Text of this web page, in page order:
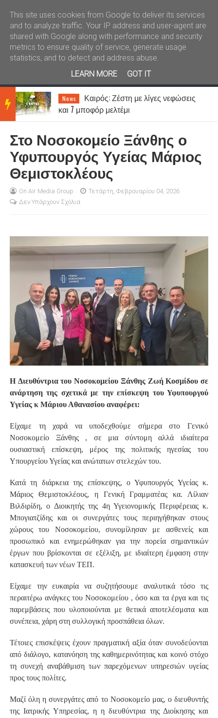
Καλώς ήλθατε Kral News
BRE
AKIN
NEW
News
Κώστας Ανυφαντάκης: «Ο ΑΟΞ
είναι πολύ μεγάλη ομάδα – 12ος παίκτης
Στο Νοσοκομείο Ξάνθης ο
Υφυπουργός Υγείας Μάριος
Θεμιστοκλέους
On Air Media Group
Τετάρτη, Φεβρουαρίου 04, 2026
Δεν Υπάρχουν Σχόλια
H Διευθύντρια του Νοσοκομείου Ξάνθης Ζωή Κοσμίδου σε
ανάρτηση της σχετικά με την επίσκεψη του Υφυπουργού
Υγείας κ Μάριου Αθανασίου αναφέρει:
Είχαμε τη χαρά να υποδεχθούμε σήμερα στο Γενικό
Νοσοκομείο Ξάνθης , σε μια σύντομη αλλά ιδιαίτερα
ουσιαστική επίσκεψη, μέρος της πολιτικής ηγεσίας του
Υπουργείου Υγείας και ανώτατων στελεχών του.
Κατά τη διάρκεια της επίσκεψης, ο Υφυπουργός Υγείας κ.
Μάριος Θεμιστοκλέους, η Γενική Γραμματέας κα. Λίλιαν
Βιλδιρίδη, ο Διοικητής της 4η Υγειονομικής Περιφέρειας κ.
Μπογιατζίδης και οι συνεργάτες τους περιηγήθηκαν στους
χώρους του Νοσοκομείου, συνομίλησαν με ασθενείς και
προσωπικό και ενημερώθηκαν για την πορεία σημαντικών
έργων που βρίσκονται σε εξέλιξη, με ιδιαίτερη έμφαση στην
κατασκευή των νέων ΤΕΠ.
Είχαμε την ευκαιρία να συζητήσουμε αναλυτικά τόσο τις
περαιτέρω ανάγκες του Νοσοκομείου , όσο και τα έργα και τις
παρεμβάσεις που υλοποιούνται με θετικά αποτελέσματα και
συνέπεια, χάρη στη συλλογική προσπάθεια όλων.
Τέτοιες επισκέψεις έχουν πραγματική αξία όταν συνοδεύονται
από διάλογο, κατανόηση της καθημερινότητας και κοινό στόχο
τη συνεχή αναβάθμιση των παρεχόμενων υπηρεσιών υγείας
προς τους πολίτες.
Μαζί όλη η συνεργάτες από το Νοσοκομείο μας, ο διευθυντής
της Ιατρικής Υπηρεσίας, η η διευθύντρια της Διοίκησης και
This site uses cookies from Google to deliver its services
and to analyze traffic. Your IP address and user-agent are
shared with Google along with performance and security
metrics to ensure quality of service, generate usage
statistics, and to detect and address abuse.
LEARN MORE
GOT IT